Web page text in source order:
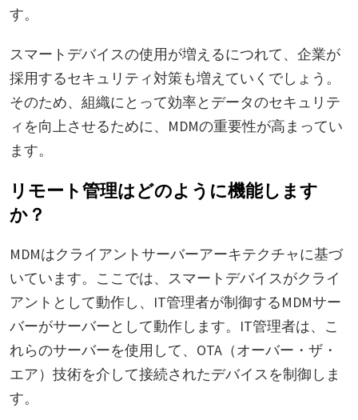
す。
スマートデバイスの使用が増えるにつれて、企業が
採用するセキュリティ対策も増えていくでしょう。
そのため、組織にとって効率とデータのセキュリテ
ィを向上させるために、MDMの重要性が高まってい
ます。
リモート管理はどのように機能します
か？
MDMはクライアントサーバーアーキテクチャに基づ
いています。ここでは、スマートデバイスがクライ
アントとして動作し、IT管理者が制御するMDMサー
バーがサーバーとして動作します。IT管理者は、こ
れらのサーバーを使用して、OTA（オーバー・ザ・
エア）技術を介して接続されたデバイスを制御しま
す。